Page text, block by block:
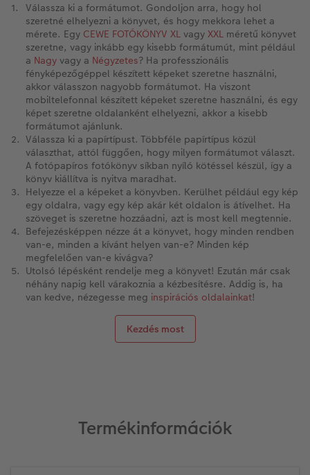
Válassza ki a formátumot. Gondoljon arra, hogy hol
szeretné elhelyezni a könyvet, és hogy mekkora lehet a
mérete. Egy CEWE FOTÓKÖNYV XL vagy XXL méretű könyvet
szeretne, vagy inkább egy kisebb formátumút, mint például
a Nagy vagy a Négyzetes? Ha professzionális
fényképezőgéppel készített képeket szeretne használni,
akkor válasszon nagyobb formátumot. Ha viszont
mobiltelefonnal készített képeket szeretne használni, és egy
képet szeretne oldalanként elhelyezni, akkor a kisebb
formátumot ajánlunk.
Válassza ki a papírtípust. Többféle papírtípus közül
választhat, attól függően, hogy milyen formátumot választ.
A fotópapíros fotókönyv síkban nyíló kötéssel készül, így a
könyv kiállítva is nyitva maradhat.
Helyezze el a képeket a könyvben. Kerülhet például egy kép
egy oldalra, vagy egy kép akár két oldalon is átívelhet. Ha
szöveget is szeretne hozzáadni, azt is most kell megtennie.
Befejezésképpen nézze át a könyvet, hogy minden rendben
van-e, minden a kívánt helyen van-e? Minden kép
megfelelően van-e kivágva?
Utolsó lépésként rendelje meg a könyvet! Ezután már csak
néhány napig kell várakoznia a kézbesítésre. Addig is, ha
van kedve, nézegesse meg inspirációs oldalainkat!
Kezdés most
Termékinformációk